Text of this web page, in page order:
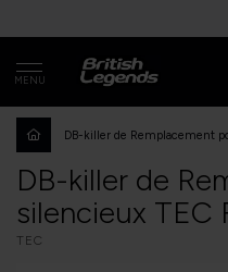
MENU
DB-killer de Remplacement
DB-killer de
silencieux TEC
TEC